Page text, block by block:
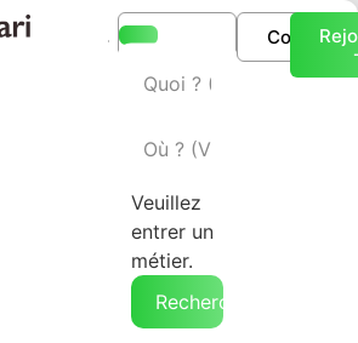
Veuillez
entrer un
métier.
Rechercher →